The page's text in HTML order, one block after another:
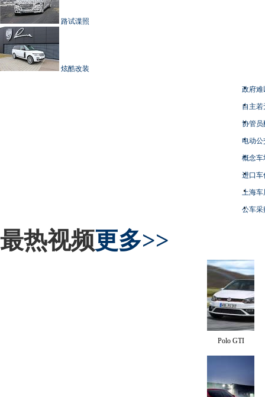
路试谍照
炫酷改装
政府难
自主
协管员
电动
概念车
进口车
上海
公车采
最热视频更多>>
Polo GTI